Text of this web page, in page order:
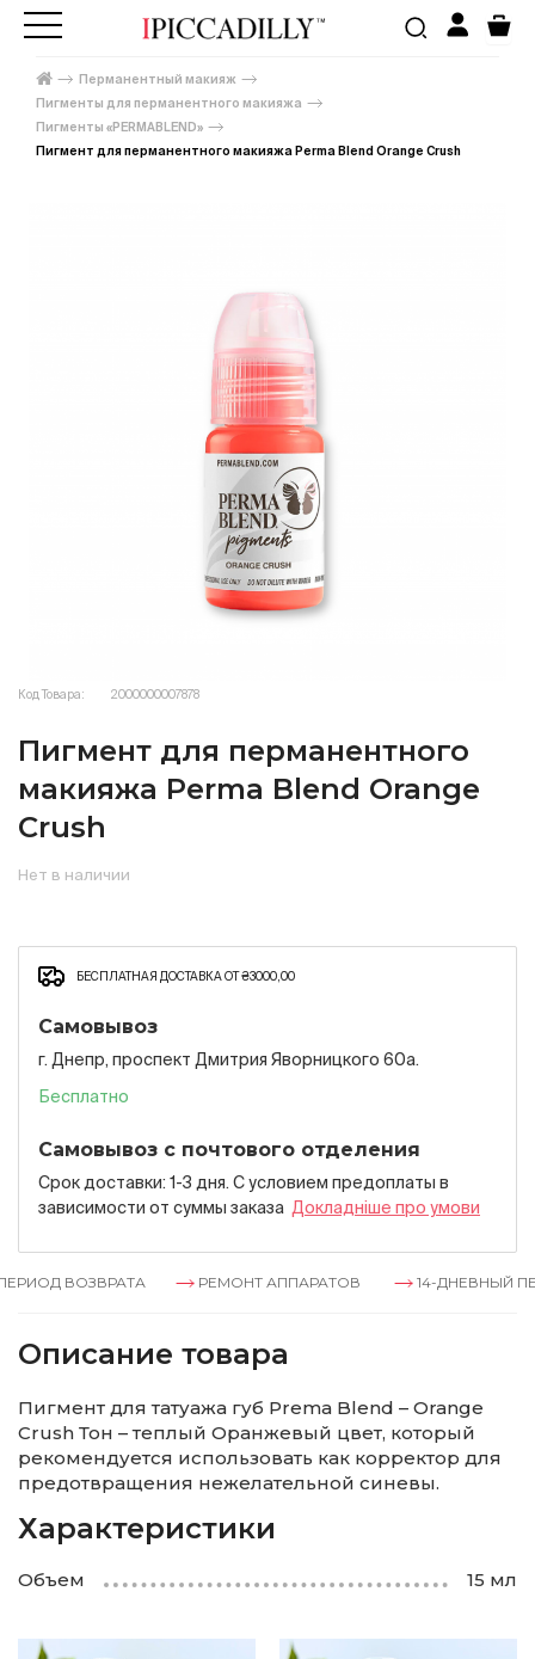
Перманентный макияж
Пигменты для перманентного макияжа
Пигменты «PERMABLEND»
Пигмент для перманентного макияжа Perma Blend Orange Crush
Код Товара: 2000000007878
Пигмент для перманентного
макияжа Perma Blend Orange
Crush
Нет в наличии
БЕСПЛАТНАЯ ДОСТАВКА ОТ ₴3000,00
Самовывоз
г. Днепр, проспект Дмитрия Яворницкого 60а.
Бесплатно
Самовывоз с почтового отделения
Срок доставки: 1-3 дня. С условием предоплаты в
зависимости от суммы заказа Докладнiше про умови
ВОЗВРАТА РЕМОНТ АППАРАТОВ 14-ДНЕВНЫЙ
Описание товара
Пигмент для татуажа губ Prema Blend – Orange
Crush Тон – теплый Оранжевый цвет, который
рекомендуется использовать как корректор для
предотвращения нежелательной синевы.
Характеристики
Объем 15 мл